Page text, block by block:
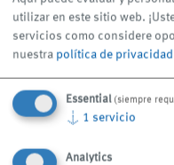
Aplicaciones
tratamiento
virutas
Nuestros
servicios
utilizar en este sitio web.
servicios como considere
nuestra política de privacidad
Essential (siempre
↓ 1 servicio
Analytics